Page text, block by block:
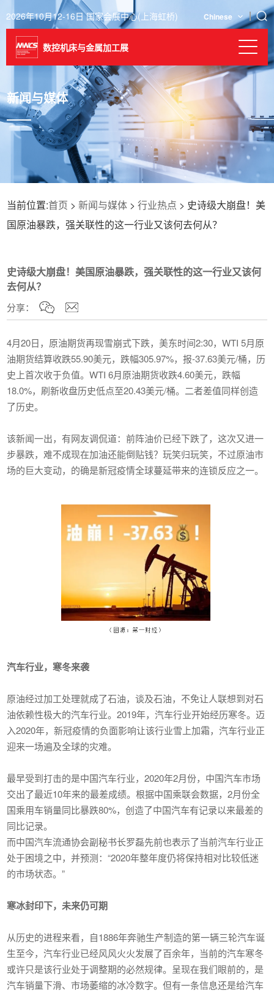
2026年10月12-16日 国家会展中心(上海虹桥) Chinese
数控机床与金属加工展
新闻与媒体
当前位置:首页 >新闻与媒体 >行业热点 > 史诗级大崩盘！美
国原油暴跌，强关联性的这一行业又该何去何从？
史诗级大崩盘！美国原油暴跌，强关联性的这一行业又该何
去何从？
分享：
4月20日，原油期货再现雪崩式下跌，美东时间2:30，WTI 5月原
油期货结算收跌55.90美元，跌幅305.97%，报-37.63美元/桶，历
史上首次收于负值。WTI 6月原油期货收跌4.60美元，跌幅
18.0%，刷新收盘历史低点至20.43美元/桶。二者差值同样创造
了历史。
该新闻一出，有网友调侃道：前阵油价已经下跌了，这次又进一
步暴跌，难不成现在加油还能倒贴钱？玩笑归玩笑，不过原油市
场的巨大变动，的确是新冠疫情全球蔓延带来的连锁反应之一。
汽车行业，寒冬来袭
原油经过加工处理就成了石油，谈及石油，不免让人联想到对石
油依赖性极大的汽车行业。2019年，汽车行业开始经历寒冬。迈
入2020年，新冠疫情的负面影响让该行业雪上加霜，汽车行业正
迎来一场遍及全球的灾难。
最早受到打击的是中国汽车行业，2020年2月份，中国汽车市场
交出了最近10年来的最差成绩。根据中国乘联会数据，2月份全
国乘用车销量同比暴跌80%，创造了中国汽车有记录以来最差的
同比记录。
而中国汽车流通协会副秘书长罗磊先前也表示了当前汽车行业正
处于困境之中，并预测：“2020年整年度仍将保持相对比较低迷
的市场状态。”
寒冰封印下，未来仍可期
从历史的进程来看，自1886年奔驰生产制造的第一辆三轮汽车诞
生至今，汽车行业已经风风火火发展了百余年，当前的汽车寒冬
或许只是该行业处于调整期的必然规律。呈现在我们眼前的，是
汽车销量下滑、市场萎缩的冰冷数字。但有一条信息还是给汽车